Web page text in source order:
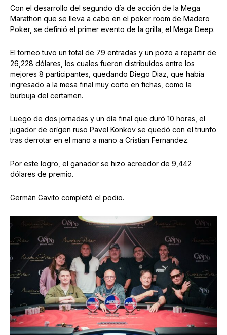
Con el desarrollo del segundo día de acción de la Mega
Marathon que se lleva a cabo en el poker room de Madero
Poker, se definió el primer evento de la grilla, el Mega Deep.
El torneo tuvo un total de 79 entradas y un pozo a repartir de
26,228 dólares, los cuales fueron distribuídos entre los
mejores 8 participantes, quedando Diego Diaz, que había
ingresado a la mesa final muy corto en fichas, como la
burbuja del certamen.
Luego de dos jornadas y un día final que duró 10 horas, el
jugador de orígen ruso Pavel Konkov se quedó con el triunfo
tras derrotar en el mano a mano a Cristian Fernandez.
Por este logro, el ganador se hizo acreedor de 9,442
dólares de premio.
Germán Gavito completó el podio.